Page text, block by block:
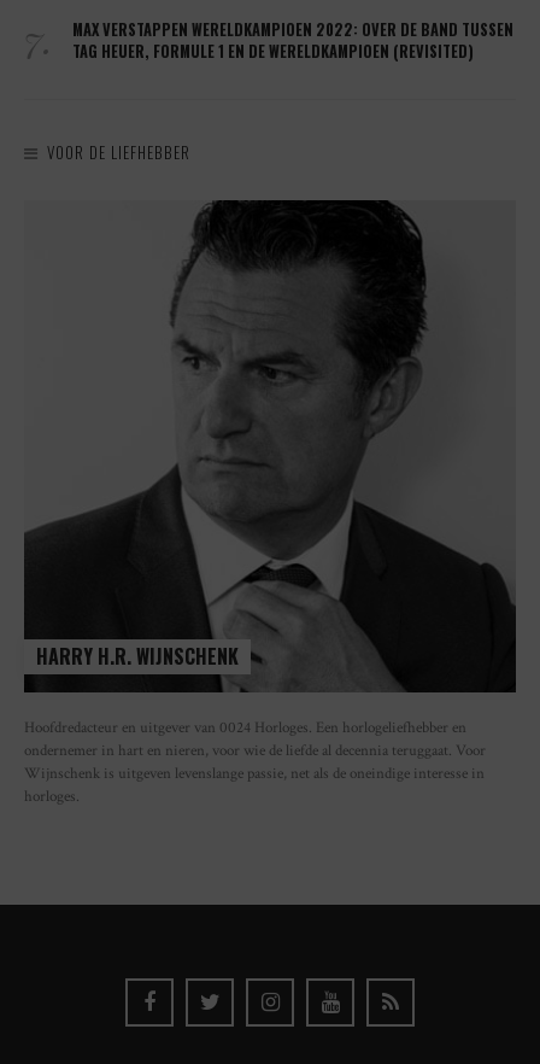
7.
MAX VERSTAPPEN WERELDKAMPIOEN 2022: OVER DE BAND TUSSEN
TAG HEUER, FORMULE 1 EN DE WERELDKAMPIOEN (REVISITED)
VOOR DE LIEFHEBBER
HARRY H.R. WIJNSCHENK
Hoofdredacteur en uitgever van 0024 Horloges. Een horlogeliefhebber en
ondernemer in hart en nieren, voor wie de liefde al decennia teruggaat. Voor
Wijnschenk is uitgeven levenslange passie, net als de oneindige interesse in
horloges.